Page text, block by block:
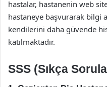
hastalar, hastanenin web
hastaneye başvurarak bilgi
kendilerini daha güvende
katılmaktadır.
SSS (Sıkça